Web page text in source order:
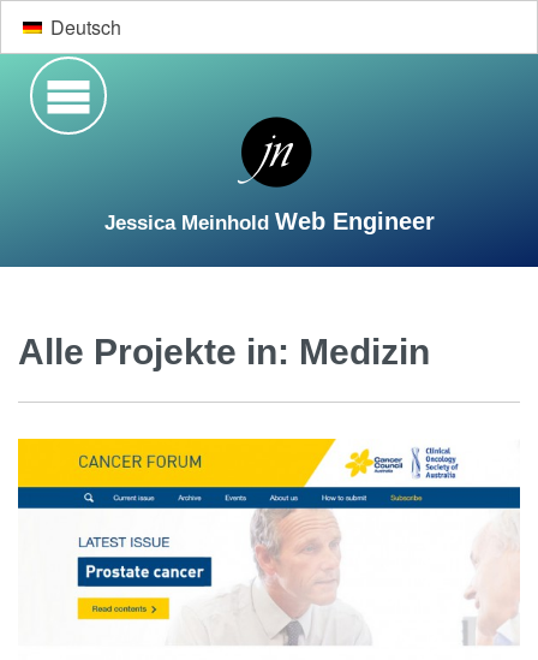
Deutsch
Jessica Meinhold Web Engineer
Startseite Lebenslauf Web-Entwicklung
Designs Kontakt
Alle Projekte in: Medizin